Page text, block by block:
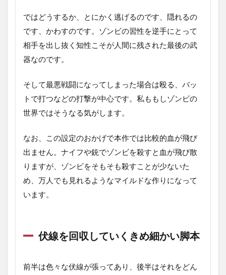
ではどうするか、とにかく逃げるのです、隠れるの
です、かわすのです。ゾンビの習性を逆手にとって
相手を出し抜く知性こそが人間に残された最後の武
器なのです。
そして最悪戦闘になってしまった場合は殴る、バッ
トで打つなどの打撃が中心です。私ももしゾンビの
世界ではそうなる気がします。
なお、この設定のおかげで本作では比較的血が飛び
出ません。ナイフや銃でゾンビを殺すと血が飛び散
りますが、ゾンビをそもそも殺すことが少ないた
め、万人でも見れるようなマイルドな作りになって
います。
伏線を回収していくきめ細かい脚本
前半は色々な伏線が張ってあり、後半はそれをどん